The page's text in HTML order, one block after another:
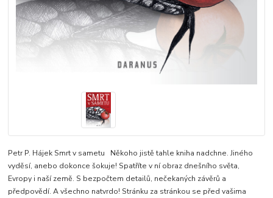
Petr P. Hájek Smrt v sametu Někoho jistě tahle kniha nadchne. Jiného
vyděsí, anebo dokonce šokuje! Spatříte v ní obraz dnešního světa,
Evropy i naší země. S bezpočtem detailů, nečekaných závěrů a
předpovědí. A všechno natvrdo! Stránku za stránkou se před vašima